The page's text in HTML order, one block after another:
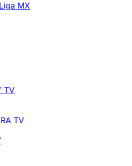
MX
TV
TV